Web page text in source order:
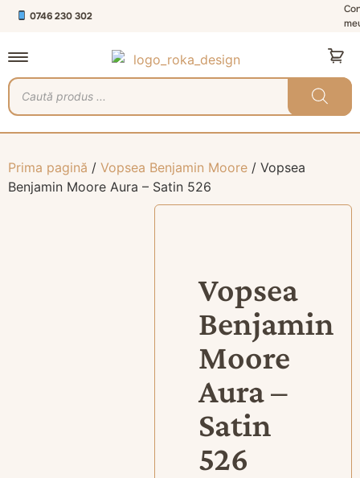
0746 230 302
Prima pagină / Vopsea Benjamin Moore / Vopsea
Benjamin Moore Aura – Satin 526
Vopsea
Benjamin
Moore
Aura –
Satin
526